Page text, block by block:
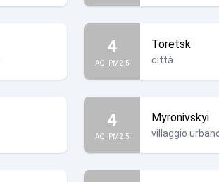
4
AQI PM2.5
Toretsk
città
4
AQI PM2.5
Myronivskyi
villaggio